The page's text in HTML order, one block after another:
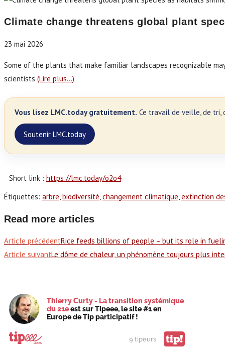
Climate change threatens global plant
23 mai 2026
Some of the plants that make familiar landscapes recognizable
scientists (Lire plus…)
Vous lisez LMC.today gratuitement. Ce travail de veille, de tri,
Soutenir LMC.today
Short link : https://lmc.today/o2o4
Étiquettes: arbre, biodiversité, changement climatique, extinction
Read more articles
Article précédentRice feeds billions of people – but its role in
Article suivantLe dôme de chaleur, un phénomène toujours plus
Thierry Curty - La transition systémique
du 21eest sur Tipeee, le site #1 en
Europe de Tip participatif !
9 tipeurs tip!